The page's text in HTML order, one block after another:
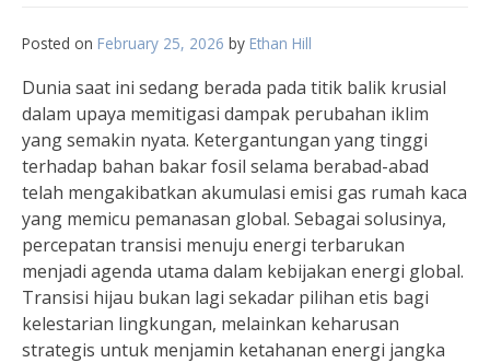
Posted on February 25, 2026 by Ethan Hill
Dunia saat ini sedang berada pada titik balik krusial
dalam upaya memitigasi dampak perubahan iklim
yang semakin nyata. Ketergantungan yang tinggi
terhadap bahan bakar fosil selama berabad-abad
telah mengakibatkan akumulasi emisi gas rumah kaca
yang memicu pemanasan global. Sebagai solusinya,
percepatan transisi menuju energi terbarukan
menjadi agenda utama dalam kebijakan energi global.
Transisi hijau bukan lagi sekadar pilihan etis bagi
kelestarian lingkungan, melainkan keharusan
strategis untuk menjamin ketahanan energi jangka